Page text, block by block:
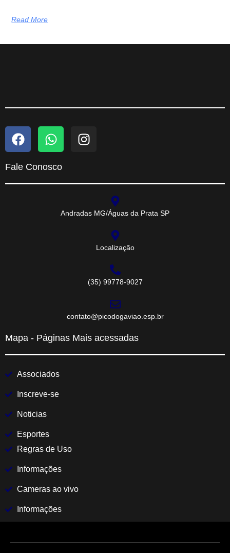
Read More
Fale Conosco
Andradas MG/Águas da Prata SP
Localização
(35) 99778-9027
contato@picodogaviao.esp.br
Mapa - Páginas Mais acessadas
Associados
Inscreve-se
Noticias
Esportes
Regras de Uso
Informações
Cameras ao vivo
Informações